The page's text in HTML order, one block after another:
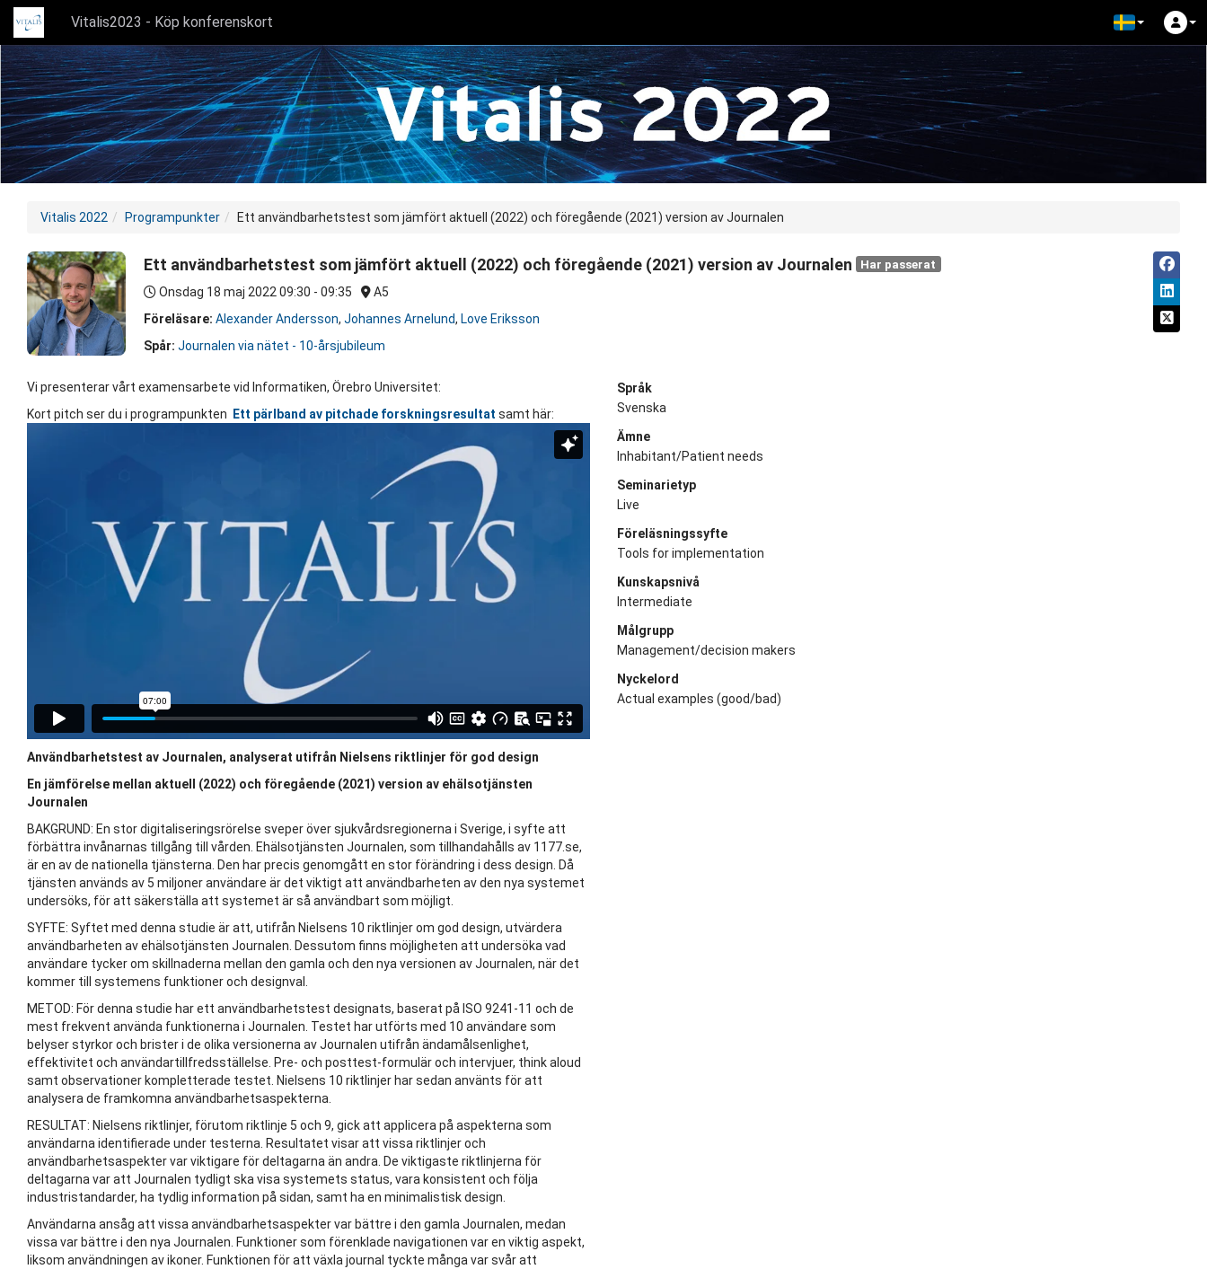
Vitalis2023 - Köp konferenskort
Vitalis 2022 Programpunkter Ett användbarhetstest som jämfört aktuell (2022) och föregående (2021) version av Journalen
Ett användbarhetstest som jämfört aktuell (2022) och föregående (2021) version av Journalen
Har passerat
Onsdag 18 maj 202209:30 - 09:35
A5
Föreläsare: Alexander Andersson, Johannes Arnelund, Love Eriksson
Spår: Journalen via nätet - 10-årsjubileum
Vi presenterar vårt examensarbete vid Informatiken, Örebro Universitet:
Kort pitch ser du i programpunkten Ett pärlband av pitchade forskningsresultat samt här:
Användbarhetstest av Journalen, analyserat utifrån Nielsens riktlinjer för god design
En jämförelse mellan aktuell (2022) och föregående (2021) version av ehälsotjänsten
Journalen
BAKGRUND: En stor digitaliseringsrörelse sveper över sjukvårdsregionerna i Sverige, i syfte att
förbättra invånarnas tillgång till vården. Ehälsotjänsten Journalen, som tillhandahålls av 1177.se,
är en av de nationella tjänsterna. Den har precis genomgått en stor förändring i dess design. Då
tjänsten används av 5 miljoner användare är det viktigt att användbarheten av den nya systemet
undersöks, för att säkerställa att systemet är så användbart som möjligt.
SYFTE: Syftet med denna studie är att, utifrån Nielsens 10 riktlinjer om god design, utvärdera
användbarheten av ehälsotjänsten Journalen. Dessutom finns möjligheten att undersöka vad
användare tycker om skillnaderna mellan den gamla och den nya versionen av Journalen, när det
kommer till systemens funktioner och designval.
METOD: För denna studie har ett användbarhetstest designats, baserat på ISO 9241-11 och de
mest frekvent använda funktionerna i Journalen. Testet har utförts med 10 användare som
belyser styrkor och brister i de olika versionerna av Journalen utifrån ändamålsenlighet,
effektivitet och användartillfredsställelse. Pre- och posttest-formulär och intervjuer, think aloud
samt observationer kompletterade testet. Nielsens 10 riktlinjer har sedan använts för att
analysera de framkomna användbarhetsaspekterna.
RESULTAT: Nielsens riktlinjer, förutom riktlinje 5 och 9, gick att applicera på aspekterna som
användarna identifierade under testerna. Resultatet visar att vissa riktlinjer och
användbarhetsaspekter var viktigare för deltagarna än andra. De viktigaste riktlinjerna för
deltagarna var att Journalen tydligt ska visa systemets status, vara konsistent och följa
industristandarder, ha tydlig information på sidan, samt ha en minimalistisk design.
Användarna ansåg att vissa användbarhetsaspekter var bättre i den gamla Journalen, medan
vissa var bättre i den nya Journalen. Funktioner som förenklade navigationen var en viktig aspekt,
liksom användningen av ikoner. Funktionen för att växla journal tyckte många var svår att
Språk
Svenska
Ämne
Inhabitant/Patient needs
Seminarietyp
Live
Föreläsningssyfte
Tools for implementation
Kunskapsnivå
Intermediate
Målgrupp
Management/decision makers
Nyckelord
Actual examples (good/bad)